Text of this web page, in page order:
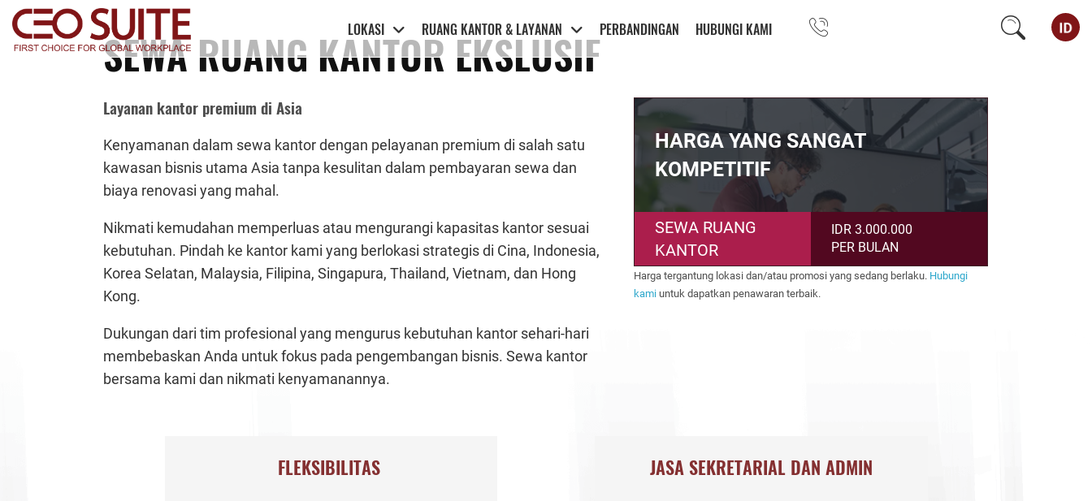
LOKASI RUANG KANTOR & LAYANAN PERBANDINGAN HUBUNGI KAMI
SEWA RUANG KANTOR EKSLUSIF
Layanan kantor premium di Asia
Kenyamanan dalam sewa kantor dengan pelayanan premium di salah satu
kawasan bisnis utama Asia tanpa kesulitan dalam pembayaran sewa dan
biaya renovasi yang mahal.
Nikmati kemudahan memperluas atau mengurangi kapasitas kantor sesuai
kebutuhan. Pindah ke kantor kami yang berlokasi strategis di Cina, Indonesia,
Korea Selatan, Malaysia, Filipina, Singapura, Thailand, Vietnam, dan Hong
Kong.
Dukungan dari tim profesional yang mengurus kebutuhan kantor sehari-hari
membebaskan Anda untuk fokus pada pengembangan bisnis. Sewa kantor
bersama kami dan nikmati kenyamanannya.
FLEKSIBILITAS JASA SEKRETARIAL DAN ADMIN
HARGA YANG SANGAT
KOMPETITIF
SEWA RUANG
KANTOR
IDR 3.000.000
PER BULAN
Harga tergantung lokasi dan/atau promosi yang sedang berlaku. Hubungi
kami untuk dapatkan penawaran terbaik.